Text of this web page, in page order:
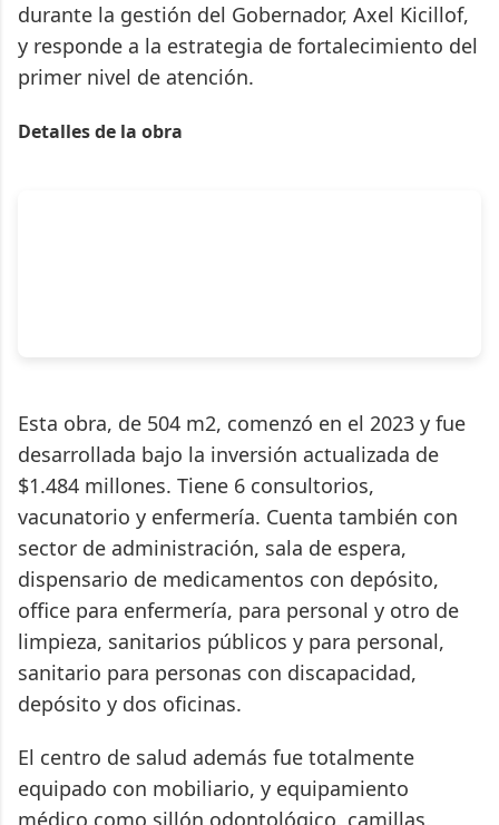
durante la gestión del Gobernador, Axel Kicillof,
y responde a la estrategia de fortalecimiento del
primer nivel de atención.
Detalles de la obra
Esta obra, de 504 m2, comenzó en el 2023 y fue
desarrollada bajo la inversión actualizada de
$1.484 millones. Tiene 6 consultorios,
vacunatorio y enfermería. Cuenta también con
sector de administración, sala de espera,
dispensario de medicamentos con depósito,
office para enfermería, para personal y otro de
limpieza, sanitarios públicos y para personal,
sanitario para personas con discapacidad,
depósito y dos oficinas.
El centro de salud además fue totalmente
equipado con mobiliario, y equipamiento
médico como sillón odontológico, camillas,